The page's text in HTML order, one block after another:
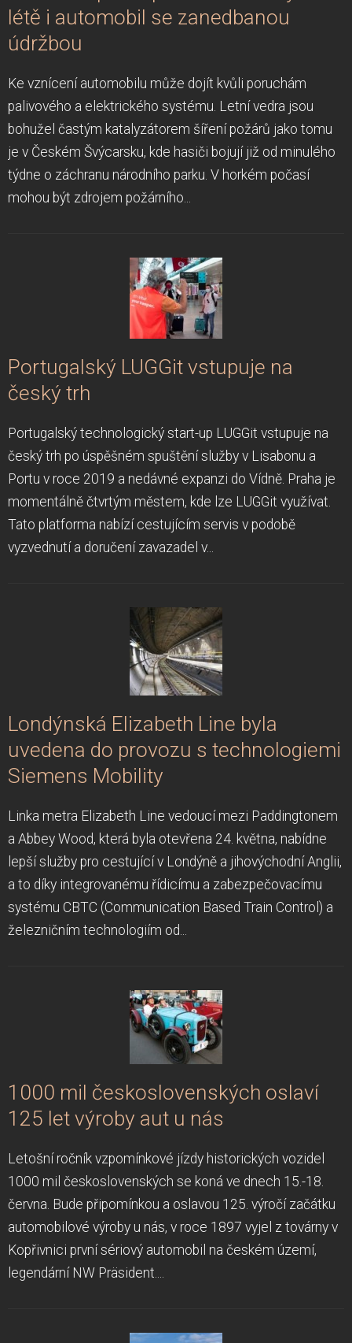
létě i automobil se zanedbanou
údržbou
Ke vznícení automobilu může dojít kvůli poruchám
palivového a elektrického systému. Letní vedra jsou
bohužel častým katalyzátorem šíření požárů jako tomu
je v Českém Švýcarsku, kde hasiči bojují již od minulého
týdne o záchranu národního parku. V horkém počasí
mohou být zdrojem požárního...
Portugalský LUGGit vstupuje na
český trh
Portugalský technologický start-up LUGGit vstupuje na
český trh po úspěšném spuštění služby v Lisabonu a
Portu v roce 2019 a nedávné expanzi do Vídně. Praha je
momentálně čtvrtým městem, kde lze LUGGit využívat.
Tato platforma nabízí cestujícím servis v podobě
vyzvednutí a doručení zavazadel v...
Londýnská Elizabeth Line byla
uvedena do provozu s technologiemi
Siemens Mobility
Linka metra Elizabeth Line vedoucí mezi Paddingtonem
a Abbey Wood, která byla otevřena 24. května, nabídne
lepší služby pro cestující v Londýně a jihovýchodní Anglii,
a to díky integrovanému řídicímu a zabezpečovacímu
systému CBTC (Communication Based Train Control) a
železničním technologiím od...
1000 mil československých oslaví
125 let výroby aut u nás
Letošní ročník vzpomínkové jízdy historických vozidel
1000 mil československých se koná ve dnech 15.-18.
června. Bude připomínkou a oslavou 125. výročí začátku
automobilové výroby u nás, v roce 1897 vyjel z továrny v
Kopřivnici první sériový automobil na českém území,
legendární NW Präsident....